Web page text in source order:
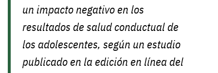
un impacto negativo en los
resultados de salud conductual de
los adolescentes, según un estudio
publicado en la edición en línea del